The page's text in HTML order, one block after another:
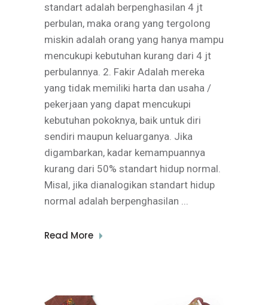
standart adalah berpenghasilan 4 jt
perbulan, maka orang yang tergolong
miskin adalah orang yang hanya mampu
mencukupi kebutuhan kurang dari 4 jt
perbulannya. 2. Fakir Adalah mereka
yang tidak memiliki harta dan usaha /
pekerjaan yang dapat mencukupi
kebutuhan pokoknya, baik untuk diri
sendiri maupun keluarganya. Jika
digambarkan, kadar kemampuannya
kurang dari 50% standart hidup normal.
Misal, jika dianalogikan standart hidup
normal adalah berpenghasilan
Read More